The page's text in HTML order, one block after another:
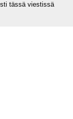
tässä viestissä